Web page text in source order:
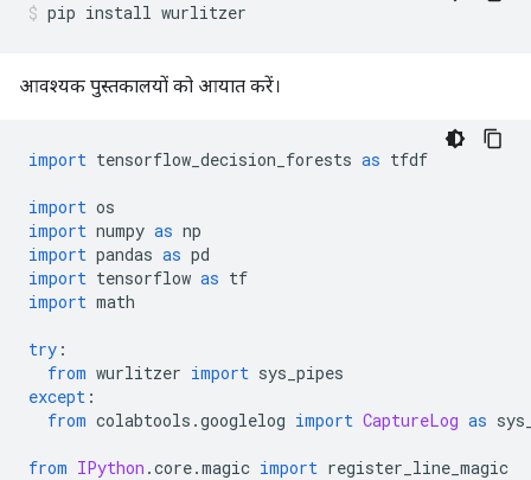
pip install wurlitzer
आवश्यक पुस्तकालयों को आयात करें।
import tensorflow_decision_forests as tfdf
import os
import numpy as np
import pandas as pd
import tensorflow as tf
import math
try :
from wurlitzer import sys_pipes
except :
from colabtools .googlelog import CaptureLog as
from IPython .core.magic import register_line_magic